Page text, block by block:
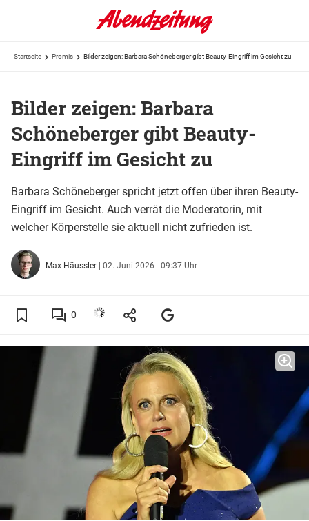
Startseite Promis Bilder zeigen: Barbara Schöneberger gibt Beauty-Eingriff im Gesicht zu
Bilder zeigen: Barbara
Schöneberger gibt Beauty-
Eingriff im Gesicht zu
Barbara Schöneberger spricht jetzt offen über ihren Beauty-
Eingriff im Gesicht. Auch verrät die Moderatorin, mit
welcher Körperstelle sie aktuell nicht zufrieden ist.
Max Häussler | 02. Juni 2026 - 09:37 Uhr
0